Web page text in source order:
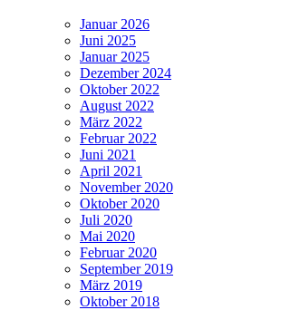
Januar 2026
Juni 2025
Januar 2025
Dezember 2024
Oktober 2022
August 2022
März 2022
Februar 2022
Juni 2021
April 2021
November 2020
Oktober 2020
Juli 2020
Mai 2020
Februar 2020
September 2019
März 2019
Oktober 2018